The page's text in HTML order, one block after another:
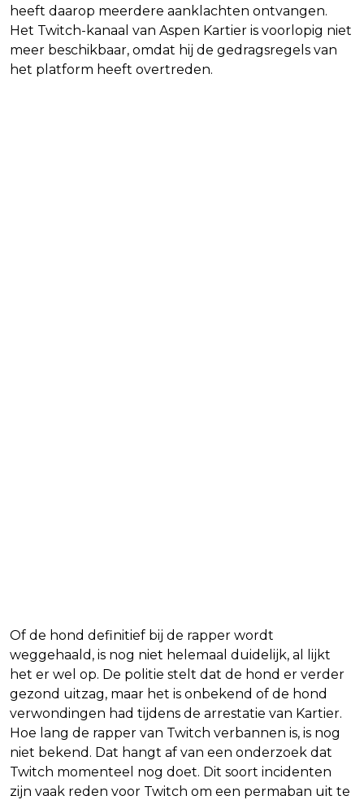
heeft daarop meerdere aanklachten ontvangen.
Het Twitch-kanaal van Aspen Kartier is voorlopig niet
meer beschikbaar, omdat hij de gedragsregels van
het platform heeft overtreden.
Of de hond definitief bij de rapper wordt
weggehaald, is nog niet helemaal duidelijk, al lijkt
het er wel op. De politie stelt dat de hond er verder
gezond uitzag, maar het is onbekend of de hond
verwondingen had tijdens de arrestatie van Kartier.
Hoe lang de rapper van Twitch verbannen is, is nog
niet bekend. Dat hangt af van een onderzoek dat
Twitch momenteel nog doet. Dit soort incidenten
zijn vaak reden voor Twitch om een permaban uit te